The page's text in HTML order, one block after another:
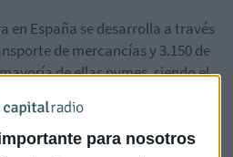
para nosotros
en España se desarrolla a través
de mercancías y 3.150 de
de ellas pymes, siendo el
y, el de autobuses, de 42.000,
generado es de 1,07 millones